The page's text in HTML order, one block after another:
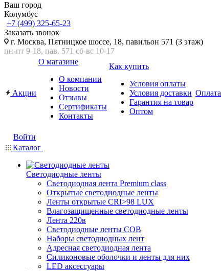
Ваш город
Колумбус
+7 (499) 325-65-23
Заказать звонок
г. Москва, Пятницкое шоссе, 18, павильон 571 (3 этаж)
пн-пт 9-18, пав. 571 сб-вс 10-17
Акции
О магазине
О компании
Новости
Отзывы
Сертификаты
Контакты
Как купить
Условия оплаты
Условия доставки
Гарантия на товар
Оптом
Оплата
Войти
Каталог
Светодиодные ленты
Светодиодная лента Premium class
Открытые светодиодные ленты
Ленты открытые CRI>98 LUX
Влагозащищенные светодиодные ленты
Лента 220в
Светодиодные ленты COB
Наборы светодиодных лент
Адресная светодиодная лента
Силиконовые оболочки и ленты для них
LED аксессуары